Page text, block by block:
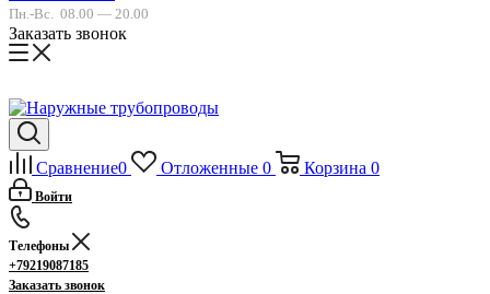
Пн.-Вс. 08.00 — 20.00
Заказать звонок
Сравнение0 Отложенные 0 Корзина 0
Войти
Телефоны
+79219087185
Заказать звонок